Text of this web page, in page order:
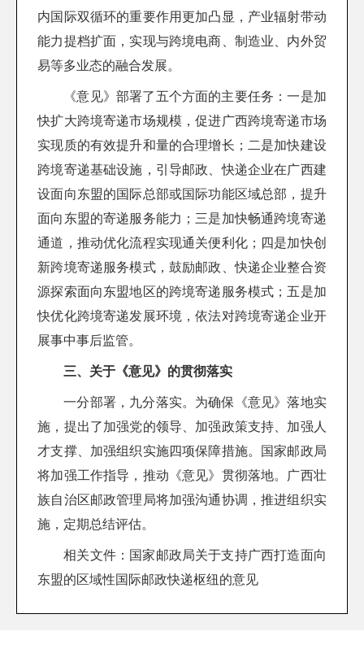
内国际双循环的重要作用更加凸显，产业辐射带动
能力提档扩面，实现与跨境电商、制造业、内外贸
易等多业态的融合发展。
《意见》部署了五个方面的主要任务：一是加
快扩大跨境寄递市场规模，促进广西跨境寄递市场
实现质的有效提升和量的合理增长；二是加快建设
跨境寄递基础设施，引导邮政、快递企业在广西建
设面向东盟的国际总部或国际功能区域总部，提升
面向东盟的寄递服务能力；三是加快畅通跨境寄递
通道，推动优化流程实现通关便利化；四是加快创
新跨境寄递服务模式，鼓励邮政、快递企业整合资
源探索面向东盟地区的跨境寄递服务模式；五是加
快优化跨境寄递发展环境，依法对跨境寄递企业开
展事中事后监管。
三、关于《意见》的贯彻落实
一分部署，九分落实。为确保《意见》落地实
施，提出了加强党的领导、加强政策支持、加强人
才支撑、加强组织实施四项保障措施。国家邮政局
将加强工作指导，推动《意见》贯彻落地。广西壮
族自治区邮政管理局将加强沟通协调，推进组织实
施，定期总结评估。
相关文件： 国家邮政局关于支持广西打造面向
东盟的区域性国际邮政快递枢纽的意见